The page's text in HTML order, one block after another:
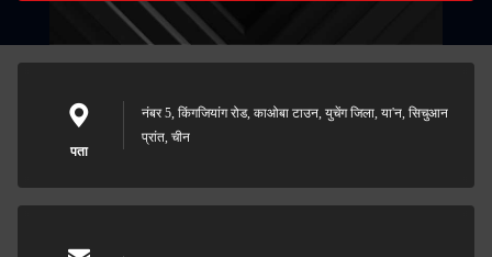
पता
नंबर 5, किंगजियांग रोड, काओबा टाउन, युचेंग जिला, या'न, सिचुआन
प्रांत, चीन